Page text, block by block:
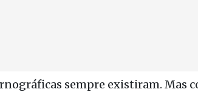
sempre existiram. Mas